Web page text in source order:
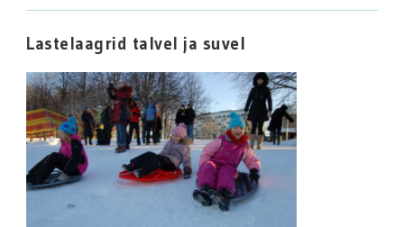
Lastelaagrid talvel ja suvel